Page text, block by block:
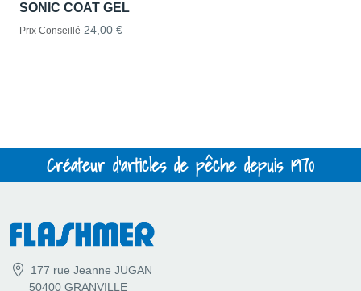
SONIC COAT GEL
Prix Conseillé 24,00 €
Créateur d'articles de pêche depuis 1970
177 rue Jeanne JUGAN
50400 GRANVILLE